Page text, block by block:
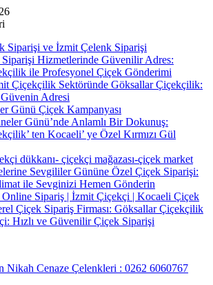
Siparişi ve İzmit Çelenk Siparişi
Hizmetlerinde Güvenilir Adres:
ile Profesyonel Çiçek Gönderimi
Çiçekçilik Sektöründe Göksallar Çiçekçilik:
Adresi
Günü Çiçek Kampanyası
Günü’nde Anlamlı Bir Dokunuş:
ten Kocaeli’ ye Özel Kırmızı Gül
dükkanı- çiçekçi mağazası-çiçek market
Sevgililer Gününe Özel Çiçek Siparişi:
ile Sevginizi Hemen Gönderin
Sipariş | İzmit Çiçekçi | Kocaeli Çiçek
Çiçek Sipariş Firması: Göksallar Çiçekçilik
Hızlı ve Güvenilir Çiçek Siparişi
Nikah Cenaze Çelenkleri : 0262 6060767